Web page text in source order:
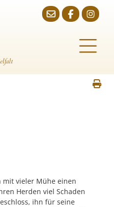
mit vieler Mühe einen
Herden viel Schaden
ihn für seine